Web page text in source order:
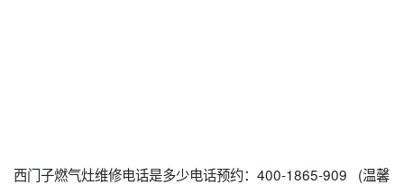
西门子燃气灶维修电话是多少电话预约：400-1865-909 (温馨